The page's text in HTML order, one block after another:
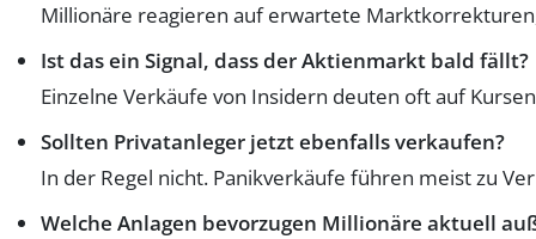
Millionäre reagieren auf erwartete
Ist das ein Signal, dass der Aktienmarkt bald fällt?
Einzelne Verkäufe von Insidern deuten oft auf
Sollten Privatanleger jetzt ebenfalls verkaufen?
In der Regel nicht. Panikverkäufe führen meist zu
Welche Anlagen bevorzugen Millionäre aktuell